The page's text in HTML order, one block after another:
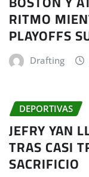
RITMO
PLAYOFFS
Drafting
DEPORTIVAS
JEFRY YAN
TRAS CASI
SACRIFICIO